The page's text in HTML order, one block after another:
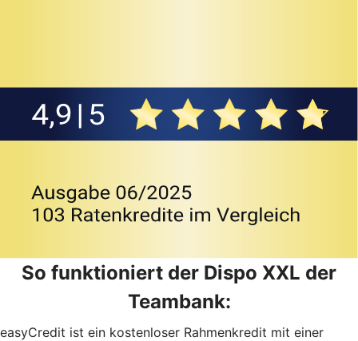
So funktioniert der Dispo XXL der
Teambank:
easyCredit ist ein kostenloser Rahmenkredit mit einer